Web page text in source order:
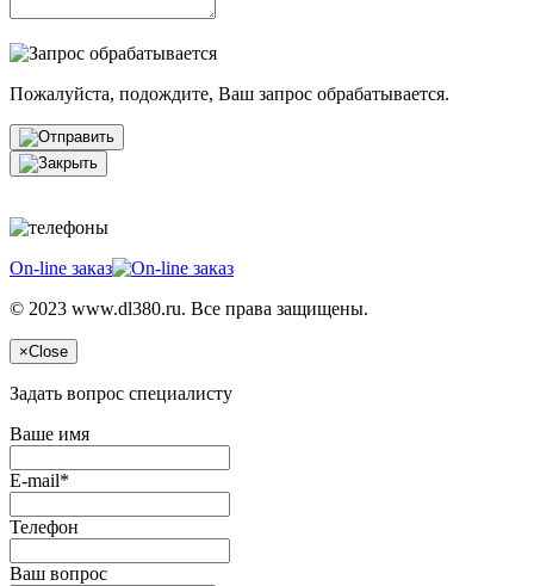
Пожалуйста, подождите, Ваш запрос обрабатывается.
On-line заказ
© 2023 www.dl380.ru. Все права защищены.
×Close
Задать вопрос специалисту
Ваше имя
E-mail*
Телефон
Ваш вопрос